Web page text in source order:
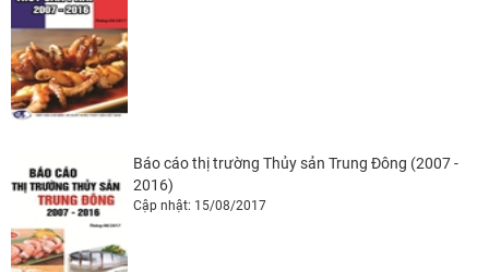
Báo cáo thị trường Thủy sản Trung Đông (2007 -
2016)
Cập nhật: 15/08/2017